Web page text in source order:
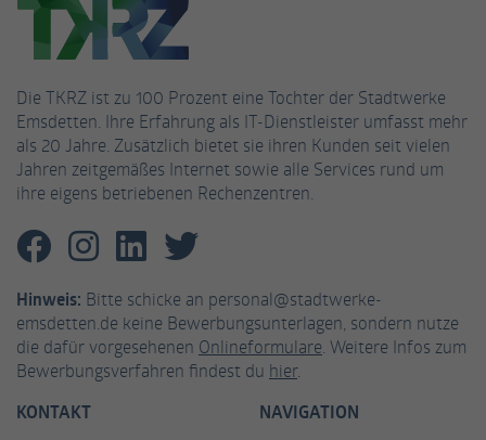
Die TKRZ ist zu 100 Prozent eine Tochter der Stadtwerke
Emsdetten. Ihre Erfahrung als IT-Dienstleister umfasst mehr
als 20 Jahre. Zusätzlich bietet sie ihren Kunden seit vielen
Jahren zeitgemäßes Internet sowie alle Services rund um
ihre eigens betriebenen Rechenzentren.
Hinweis: Bitte schicke an personal@stadtwerke-
emsdetten.de keine Bewerbungsunterlagen, sondern nutze
die dafür vorgesehenen Onlineformulare . Weitere Infos zum
Bewerbungsverfahren findest du hier.
KONTAKT
NAVIGATION